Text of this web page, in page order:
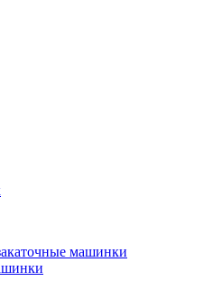
машинки